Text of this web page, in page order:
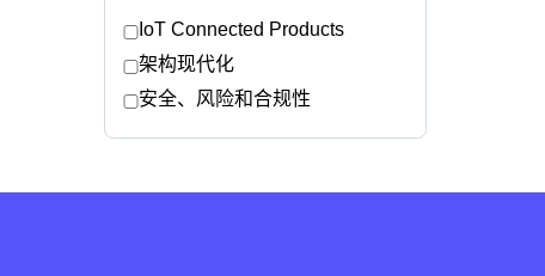
IoT Connected Products
架构现代化
安全、风险和合规性